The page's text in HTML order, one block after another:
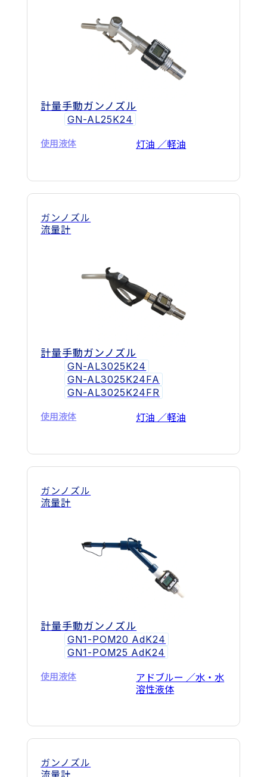
計量手動ガンノズル
GN-AL25K24
使用液体 灯油 ／軽油
ガンノズル
流量計
計量手動ガンノズル
GN-AL3025K24
GN-AL3025K24FA
GN-AL3025K24FR
使用液体 灯油 ／軽油
ガンノズル
流量計
計量手動ガンノズル
GN1-POM20 AdK24
GN1-POM25 AdK24
使用液体
アドブルー ／水・水
溶性液体
ガンノズル